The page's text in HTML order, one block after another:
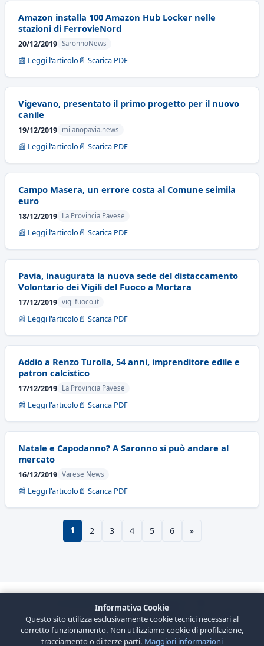
Amazon installa 100 Amazon Hub Locker nelle
stazioni di FerrovieNord
20/12/2019 SaronnoNews
📰 Leggi l'articolo 📄 Scarica PDF
Vigevano, presentato il primo progetto per il nuovo
canile
19/12/2019 milanopavia.news
📰 Leggi l'articolo 📄 Scarica PDF
Campo Masera, un errore costa al Comune seimila
euro
18/12/2019 La Provincia Pavese
📰 Leggi l'articolo 📄 Scarica PDF
Pavia, inaugurata la nuova sede del distaccamento
Volontario dei Vigili del Fuoco a Mortara
17/12/2019 vigilfuoco.it
📰 Leggi l'articolo 📄 Scarica PDF
Addio a Renzo Turolla, 54 anni, imprenditore edile e
patron calcistico
17/12/2019 La Provincia Pavese
📰 Leggi l'articolo 📄 Scarica PDF
Natale e Capodanno? A Saronno si può andare al
mercato
16/12/2019 Varese News
📰 Leggi l'articolo 📄 Scarica PDF
1 2 3 4 5 6 »
Armando Passaro· ✉Contattami
5356532 (solo contatti lavorativi) ·
Facebook·
Instagram · YouTube
Informativa Cookie
Questo sito utilizza esclusivamente cookie tecnici necessari al
corretto funzionamento. Non utilizziamo cookie di profilazione,
tracciamento o di terze parti. Maggiori informazioni